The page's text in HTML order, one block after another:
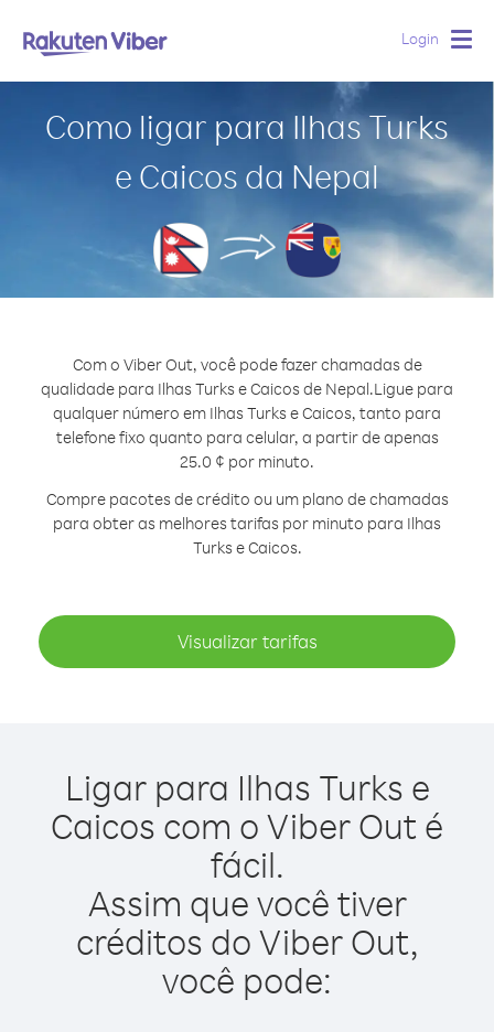
Login
Como ligar para Ilhas Turks
e Caicos da Nepal
Com o Viber Out, você pode fazer chamadas de
qualidade para Ilhas Turks e Caicos de Nepal.Ligue para
qualquer número em Ilhas Turks e Caicos, tanto para
telefone fixo quanto para celular, a partir de apenas
25.0 ¢ por minuto.
Compre pacotes de crédito ou um plano de chamadas
para obter as melhores tarifas por minuto para Ilhas
Turks e Caicos.
Visualizar tarifas
Ligar para Ilhas Turks e
Caicos com o Viber Out é
fácil.
Assim que você tiver
créditos do Viber Out,
você pode: